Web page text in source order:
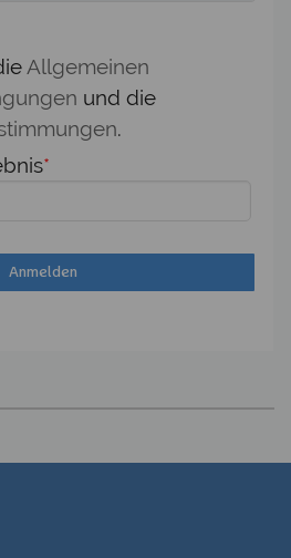
Allgemeinen
und die
.
*